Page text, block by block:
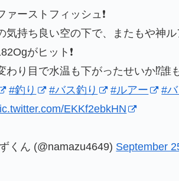
ァーストフィッシュ❗
気持ち良い空の下で、またもや神
がヒット❗
わり目で水温も下がったせいか⁉️誰
#釣り #バス釣り #ルアー #
EKKf2ebkHN
くん (@namazu4649) September